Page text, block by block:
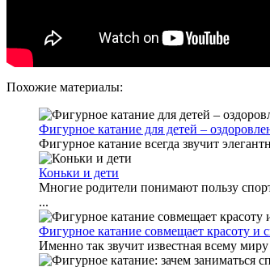
Похожие материалы:
Фигурное катание для детей –
Фигурное катание всегда звучит
Коньки и дети
Многие родители понимают пользу
...
Фигурное катание совмещает красоту и
Именно так звучит известная всему